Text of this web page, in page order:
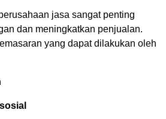
jasa sangat penting
dan meningkatkan penjualan.
yang dapat dilakukan oleh